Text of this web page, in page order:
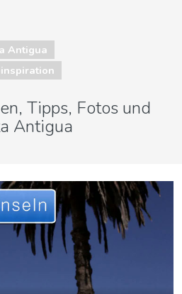
Antigua
Tipps, Fotos und
Antigua